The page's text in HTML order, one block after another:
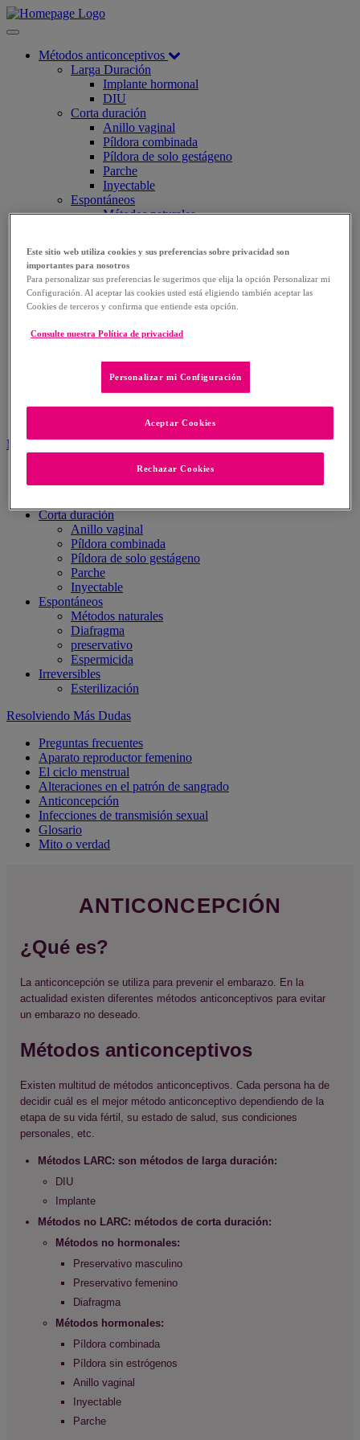
Métodos anticonceptivos
Larga Duración
Implante hormonal
DIU
Corta duración
Anillo vaginal
Píldora combinada
Píldora de solo gestágeno
Parche
Inyectable
Espontáneos
Métodos naturales
Espermicida
Irreversibles
Esterilización
Resolviendo Más Dudas
Preguntas frecuentes
Aparato reproductor femenino
Alteraciones en el patrón de sangrado
Anticoncepción
Métodos anticonceptivos
Implante hormonal
Corta duración
Anillo vaginal
Píldora combinada
Píldora de solo gestágeno
Parche
Inyectable
Espontáneos
Métodos naturales
Diafragma
preservativo
Espermicida
Irreversibles
Esterilización
Resolviendo Más Dudas
Preguntas frecuentes
Aparato reproductor femenino
El ciclo menstrual
Alteraciones en el patrón de sangrado
Anticoncepción
Infecciones de transmisión sexual
Glosario
Mito o verdad
ANTICONCEPCIÓN
¿Qué es?
La anticoncepción se utiliza para prevenir el embarazo. En la
actualidad existen diferentes métodos anticonceptivos para evitar
un embarazo no deseado.
Métodos anticonceptivos
Existen multitud de métodos anticonceptivos. Cada persona ha de
decidir cuál es el mejor método anticonceptivo dependiendo de la
etapa de su vida fértil, su estado de salud, sus condiciones
personales, etc.
Métodos LARC: son métodos de larga duración:
DIU
Implante
Métodos no LARC: métodos de corta duración:
Métodos no hormonales:
Preservativo masculino
Preservativo femenino
Diafragma
Métodos hormonales:
Píldora combinada
Píldora sin estrógenos
Anillo vaginal
Inyectable
Parche
Este sitio web utiliza cookies y sus preferencias sobre privacidad son
importantes para nosotros
Para personalizar sus preferencias le sugerimos que elija la opción Personalizar mi
Configuración. Al aceptar las cookies usted está eligiendo también aceptar las
Cookies de terceros y confirma que entiende esta opción.
Consulte nuestra Política de privacidad
Personalizar mi Configuración
Rechazar Cookies
Aceptar Cookies